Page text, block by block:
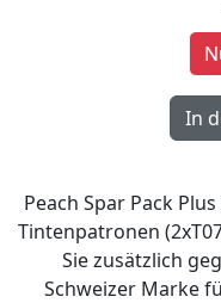
Peach Spar Pack
Tintenpatronen
Sie zusätzlich
Schweizer Marke